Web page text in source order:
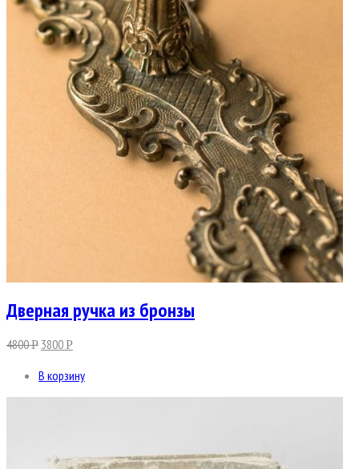
Дверная ручка из бронзы
4800Р 3800Р
В корзину